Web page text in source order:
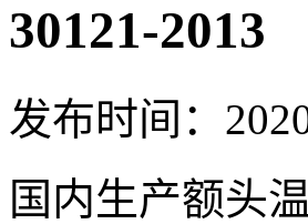
30121-2013
发布时间：
国内生产额头